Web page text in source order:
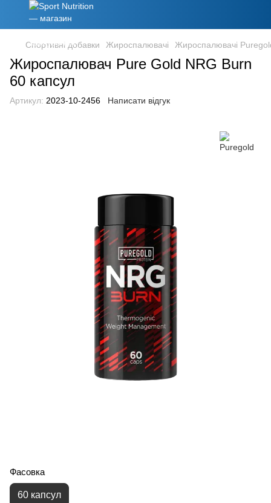
Спортивні добавки Жироспалювачі Жироспалювачі
Жироспалювач Pure Gold NRG Burn
60 капсул
Артикул: 2023-10-2456 Написати відгук
Фасовка
60 капсул